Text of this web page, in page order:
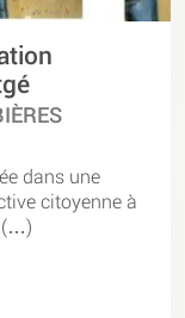
dans une
citoyenne à
(…)